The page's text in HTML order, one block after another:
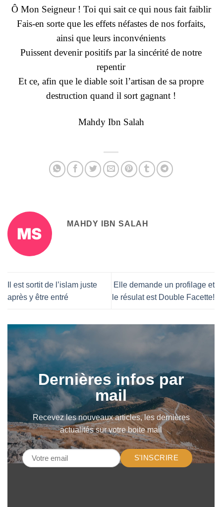
Ô Mon Seigneur ! Toi qui sait ce qui nous fait faiblir
Fais-en sorte que les effets néfastes de nos forfaits,
ainsi que leurs inconvénients
Puissent devenir positifs par la sincérité de notre
repentir
Et ce, afin que le diable soit l’artisan de sa propre
destruction quand il sort gagnant !
Mahdy Ibn Salah
MAHDY IBN SALAH
Il est sortit de l’islam juste
après y être entré
Elle demande un profilage et
le résulat est Double Facette!
Dernières infos par
mail
Recevez les nouveaux articles, les dernières
actualités sur votre boite mail
S'INSCRIRE